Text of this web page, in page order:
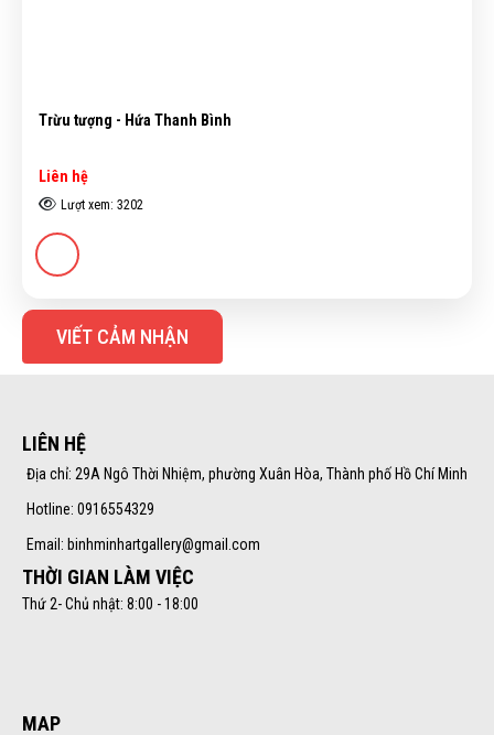
Trừu tượng - Hứa Thanh Bình
Liên hệ
Lượt xem: 3202
VIẾT CẢM NHẬN
LIÊN HỆ
Địa chỉ: 29A Ngô Thời Nhiệm, phường Xuân Hòa, Thành phố Hồ Chí Minh
Hotline: 0916554329
Email: binhminhartgallery@gmail.com
THỜI GIAN LÀM VIỆC
Thứ 2- Chủ nhật: 8:00 - 18:00
MAP